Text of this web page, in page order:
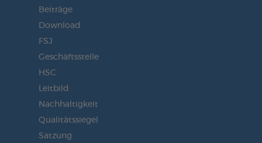
Beiträge
Download
FSJ
Geschäftsstelle
HSC
Leitbild
Nachhaltigkeit
Qualitätssiegel
Satzung